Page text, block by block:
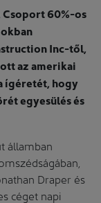
Csoport 60%-os
Inc-től,
az amerikai
ígéretét, hogy
egyesülés és
államban
Draper és
céget napi